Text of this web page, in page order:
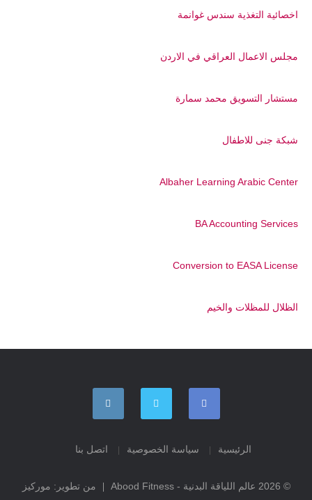
اخصائية التغذية سندس غوانمة
مجلس الاعمال العراقي في الاردن
مستشار التسويق محمد سمارة
شبكة جنى للاطفال
Albaher Learning Arabic Center
BA Accounting Services
Conversion to EASA License
الظلال للمظلات والخيم
الرئيسية سياسة الخصوصية اتصل بنا
© 2026 عالم اللياقة البدنية - Abood Fitness من تطوير: موركيز